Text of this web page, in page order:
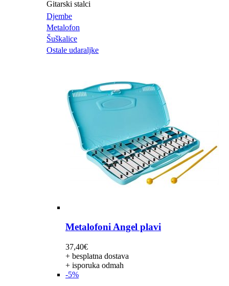
Gitarski stalci
Djembe
Metalofon
Šuškalice
Ostale udaraljke
Metalofoni Angel plavi
37,40€
+ besplatna dostava
+ isporuka odmah
-5%